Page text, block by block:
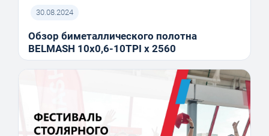
30.08.2024
Обзор биметаллического полотна
BELMASH 10x0,6-10TPI x 2560